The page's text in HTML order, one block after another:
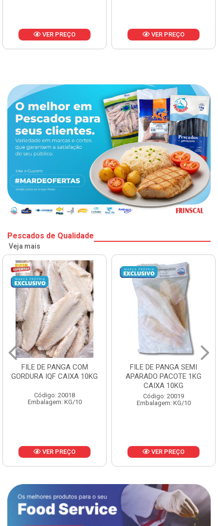
VER PREÇO
VER
Pescados de Qualidade
Veja mais
FILE DE PANGA SEMI
APARADO PACOTE 1KG
Código: 20019
Embalagem: KG/10
VER PREÇO
POLACA DESFIADA
PESCAMARES PCT5KG
CX10KG
Código: 20161
Embalagem: KG/10
VER PREÇO